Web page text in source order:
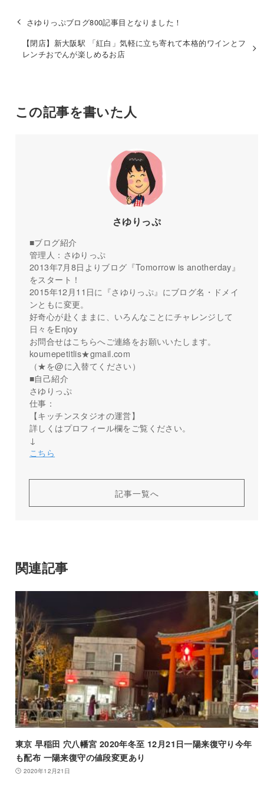
さゆりっぷブログ800記事目となりました！
【閉店】新大阪駅 「紅白」気軽に立ち寄れて本格的ワインとフ
レンチおでんが楽しめるお店
この記事を書いた人
さゆりっぷ
■ブログ紹介
管理人：さゆりっぷ
2013年7月8日よりブログ『Tomorrow is anotherday』
をスタート！
2015年12月11日に『さゆりっぷ』にブログ名・ドメイ
ンともに変更。
好奇心が赴くままに、いろんなことにチャレンジして
日々をEnjoy
お問合せはこちらへご連絡をお願いいたします。
koumepetitlis★gmail.com
（★を@に入替てください）
■自己紹介
さゆりっぷ
仕事：
【キッチンスタジオの運営】
詳しくはプロフィール欄をご覧ください。
↓
こちら
記事一覧へ
関連記事
東京 早稲田 穴八幡宮 2020年冬至 12月21日一陽来復守り今年
も配布 一陽来復守の値段変更あり
2020年12月21日